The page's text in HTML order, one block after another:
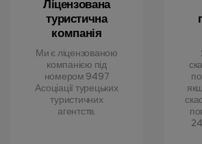
Ліцензована
туристична
компанія
Ми є ліцензованою
компанією під
номером 9497
Асоціації турецьких
туристичних
агентств.